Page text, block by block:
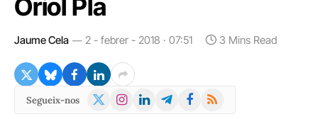
Oriol Pla
Jaume Cela 2 - febrer - 2018 · 07:51 3 Mins Read
Segueix-nos
X
Instagram
LinkedInTelegramFacebook
RSS